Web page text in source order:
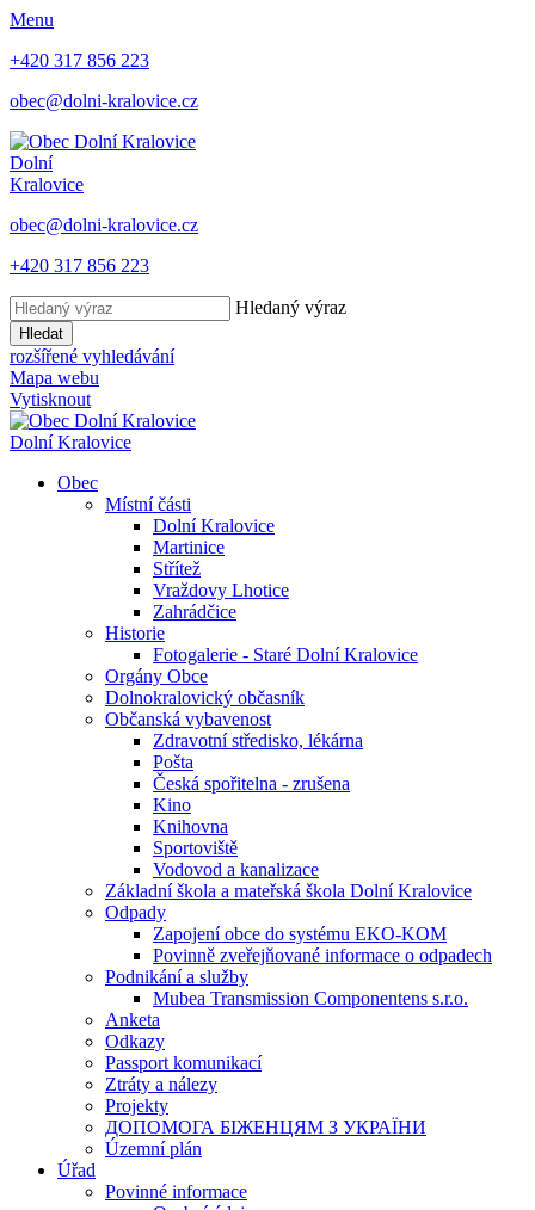
Menu
+420 317 856 223
obec@dolni-kralovice.cz
Dolní
Kralovice
obec@dolni-kralovice.cz
+420 317 856 223
Hledaný výraz
Hledat
rozšířené vyhledávání
Mapa webu
Vytisknout
Dolní Kralovice
Obec
Místní části
Dolní Kralovice
Martinice
Střítež
Vraždovy Lhotice
Zahrádčice
Historie
Fotogalerie - Staré Dolní Kralovice
Orgány Obce
Dolnokralovický občasník
Občanská vybavenost
Zdravotní středisko, lékárna
Pošta
Česká spořitelna - zrušena
Kino
Knihovna
Sportoviště
Vodovod a kanalizace
Základní škola a mateřská škola Dolní Kralovice
Odpady
Zapojení obce do systému EKO-KOM
Povinně zveřejňované informace o odpadech
Podnikání a služby
Mubea Transmission Componentens s.r.o.
Anketa
Odkazy
Passport komunikací
Ztráty a nálezy
Projekty
ДОПОМОГА БІЖЕНЦЯМ З УКРАЇНИ
Územní plán
Úřad
Povinné informace